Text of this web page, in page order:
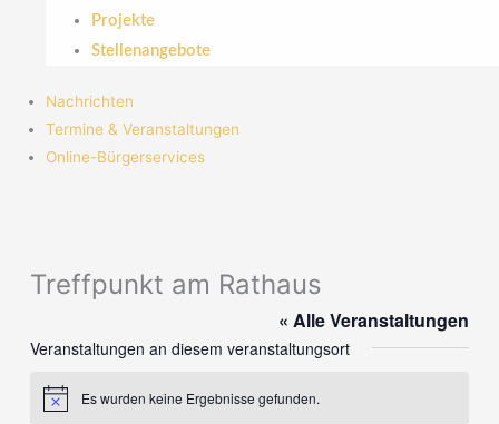
Projekte
Stellenangebote
Nachrichten
Termine & Veranstaltungen
Online-Bürgerservices
Treffpunkt am Rathaus
« Alle Veranstaltungen
Veranstaltungen an diesem veranstaltungsort
HinweisEs wurden keine Ergebnisse gefunden.